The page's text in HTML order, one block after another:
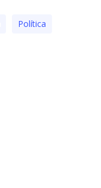
Polí­tica